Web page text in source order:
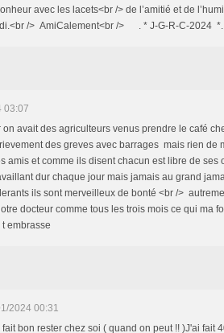
avec les lacets<br /> de l’amitié et de
/> AmiCalement<br /> . * J-G-R-C-
03:07
on avait des agriculteurs venus prendre le café
des greves avec barrages mais rien de
amis et comme ils disent chacun est libre de ses
dur chaque jour mais jamais au grand
ils sont merveilleux de bonté <br />
docteur comme tous les trois mois ce qui ma
embrasse
2024 00:31
fait bon rester chez soi ( quand on peut !! )J'ai fait